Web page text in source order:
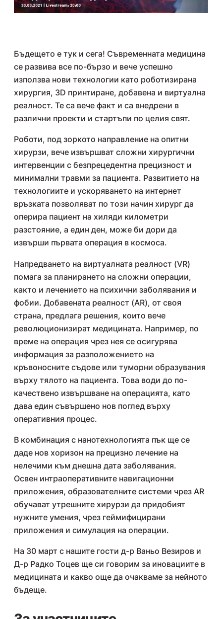
Бъдещето е тук и сега! Съвременната медицина
се развива все по-бързо и вече успешно
използва нови технологии като роботизирана
хирургия, 3D принтиране, добавена и виртуална
реалност. Те са вече факт и са внедрени в
различни проекти и стартъпи по целия свят.
Роботи, под зоркото направление на опитни
хирурзи, вече извършват сложни хирургични
интервенции с безпрецедентна прецизност и
минимални травми за пациента. Развитието на
технологиите и ускоряването на интернет
връзката позволяват по този начин хирург да
оперира пациент на хиляди километри
разстояние, а един ден, може би дори да
извърши първата операция в космоса.
Напредването на виртуалната реалност (VR)
помага за планирането на сложни операции,
както и лечението на психични заболявания и
фобии. Добавената реалност (AR), от своя
страна, предлага решения, които вече
революционизират медицината. Например, по
време на операция чрез нея се осигурява
информация за разположението на
кръвоносните съдове или туморни образувания
върху тялото на пациента. Това води до по-
качествено извършване на операцията, като
дава един съвършено нов поглед върху
оперативния процес.
В комбинация с нанотехнологията пък ще се
даде нов хоризон на прецизно лечение на
нелечими към днешна дата заболявания.
Освен интраоперативните навигационни
приложения, образователните системи чрез AR
обучават утрешните хирурзи да придобият
нужните умения, чрез геймифицирани
приложения и симулация на операции.
На 30 март с нашите гости д-р Ваньо Везиров и
Д-р Радко Тоцев ще си говорим за иновациите в
медицината и какво още да очакваме за нейното
бъдеще.